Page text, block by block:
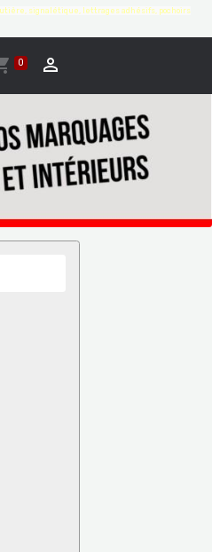
signalétique, lettrages adhésifs, pochoirs
0